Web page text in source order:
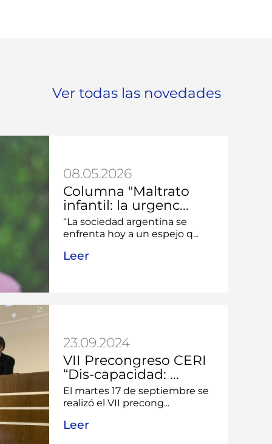
Ver todas las novedades
08.05.2026
Columna "Maltrato
infantil: la urgenc...
“La sociedad argentina se
enfrenta hoy a un espejo q...
Leer
23.09.2024
VII Precongreso CERI
“Dis-capacidad: ...
El martes 17 de septiembre se
realizó el VII precong...
Leer